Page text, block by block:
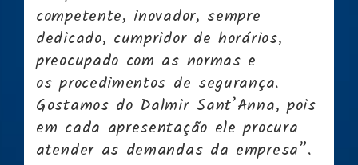
competente, inovador, sempre
dedicado, cumpridor de horários,
preocupado com as normas e
os procedimentos de segurança.
Gostamos do Dalmir Sant’Anna, pois
em cada apresentação ele procura
atender as demandas da empresa”.